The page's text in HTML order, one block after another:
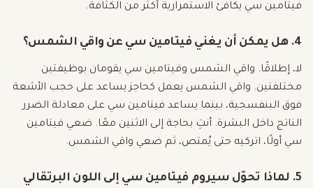
فيتامين سي يكافئ الاستمرارية أكثر من الكثافة.
4. هل يمكن أن يغني فيتامين سي عن واقي الشمس؟
لا، إطلاقًا. واقي الشمس وفيتامين سي يقومان بوظيفتين
مختلفتين. واقي الشمس يعمل كحاجز يساعد على حجب الأشعة
فوق البنفسجية، بينما يساعد فيتامين سي على معادلة الضرر
الناتج داخل البشرة. أنتِ بحاجة إلى الاثنين معًا. ضعي فيتامين
سي أولًا، اتركيه حتى يُمتص، ثم ضعي واقي الشمس.
5. لماذا تحوّل سيروم فيتامين سي إلى اللون البرتقالي